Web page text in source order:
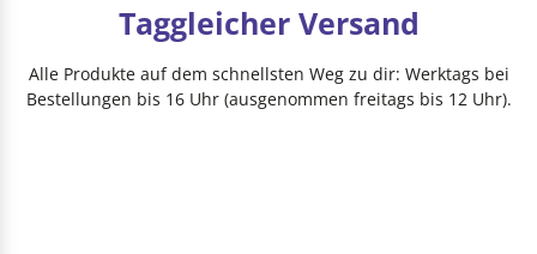
Taggleicher Versand
Alle Produkte auf dem schnellsten Weg zu dir: Werktags bei
Bestellungen bis 16 Uhr (ausgenommen freitags bis 12 Uhr).